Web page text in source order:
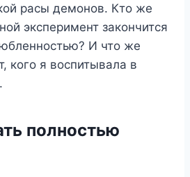
расы демонов. Кто же
эксперимент закончится
И что же
кого я воспитывала в
полностью